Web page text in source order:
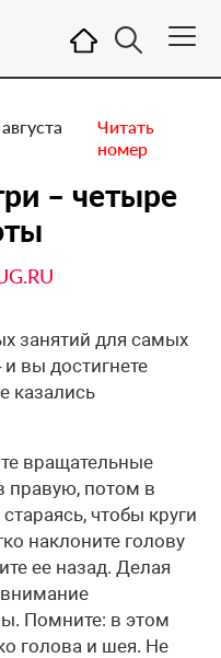
Читать
номер
– четыре
занятий для самых
вы достигнете
казались
вращательные
правую, потом в
чтобы круги
наклоните голову
ее назад. Делая
Помните: в этом
голова и шея. Не